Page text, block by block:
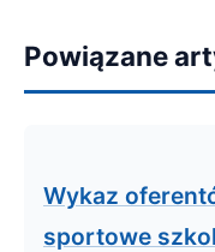
Powiązane
Wykaz
sportowe